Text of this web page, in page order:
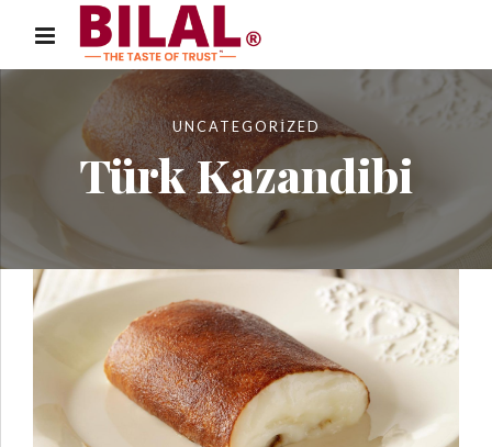
UNCATEGORIZED
Türk Kazandibi